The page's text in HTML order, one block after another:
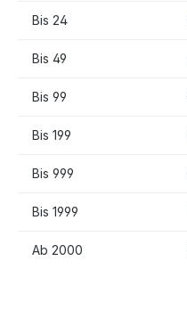
Bis 24
Bis 49
Bis 99
Bis 199
Bis 999
Bis 1999
Ab 2000